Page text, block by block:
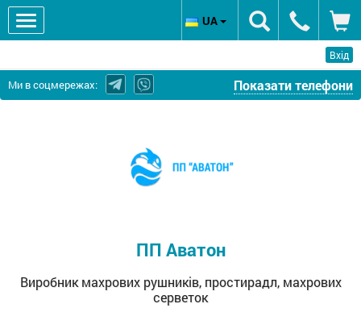
Вхід
Ми в соцмережах: Показати телефони
серветок
ПП Аватон
Виробник махрових рушників, простирадл, махрових
серветок
UA